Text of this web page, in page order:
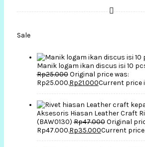
Sale
Manik logam ikan discus isi 10
Rp25.000 Original price was:
Rp25.000.Rp21.000Current price
Aksesoris Hiasan Leather Craft
(BAW0130) Rp47.000 Original
Rp47.000.Rp35.000Current price